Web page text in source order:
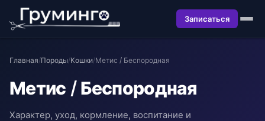
Записаться
Главная/Породы/Кошки/Метис / Беспородная
Метис / Беспородная
Характер, уход, кормление, воспитание и